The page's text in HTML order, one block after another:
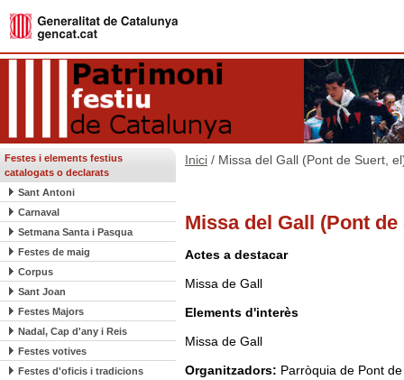
Festes i elements festius
catalogats o declarats
Sant Antoni
Carnaval
Setmana Santa i Pasqua
Festes de maig
Corpus
Sant Joan
Festes Majors
Nadal, Cap d'any i Reis
Festes votives
Festes d'oficis i tradicions
Inici / Missa del Gall (Pont de Suert,
Missa del Gall (Pont de
Actes a destacar
Missa de Gall
Elements d'interès
Missa de Gall
Organitzadors: Parròquia de Pont